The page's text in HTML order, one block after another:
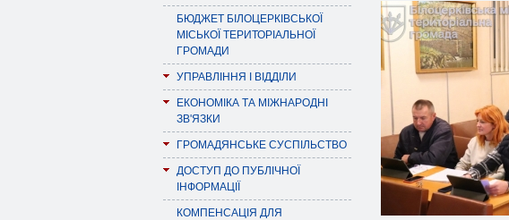
БЮДЖЕТ БІЛОЦЕРКІВСЬКОЇ
МІСЬКОЇ ТЕРИТОРІАЛЬНОЇ
ГРОМАДИ
УПРАВЛІННЯ І ВІДДІЛИ
ЕКОНОМІКА ТА МІЖНАРОДНІ
ЗВ'ЯЗКИ
ГРОМАДЯНСЬКЕ СУСПІЛЬСТВО
ДОСТУП ДО ПУБЛІЧНОЇ
ІНФОРМАЦІЇ
КОМПЕНСАЦІЯ ДЛЯ